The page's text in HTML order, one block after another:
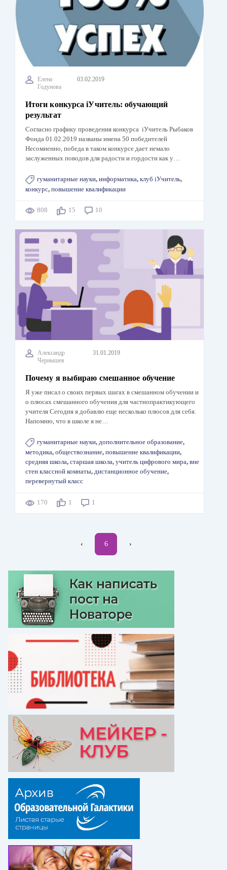
Елена
Годунова
03.02.2019
Итоги конкурса iУчитель: обучающий
результат
Согласно графику проведения конкурса iУчитель Рыбаков
Фонда 01.02.2019 названы имена 50 победителей
Несомненно, победа в таком конкурсе дает немало
заслуженных поводов для радости и гордости как у…
гуманитарные науки, информатика, клуб iУчитель,
конкурс, повышение квалификации
808 15 10
Александр
Чернышев
31.01.2019
Почему я выбираю смешанное обучение
Я уже писал о своих первых шагах в смешанном обучении и
о плюсах смешанного обучения для частнопрактикующего
учителя Сегодня я добавлю еще несколько плюсов для себя.
Напомню, что в школе я не…
гуманитарные науки, дополнительное образование,
методика, обществознание, повышение квалификации,
средняя школа, старшая школа, учитель цифрового мира, вне
стен классной комнаты, дистанционное обучение,
перевернутый класс
170 1 1
←
‹ Текущая
6 Следующая
›